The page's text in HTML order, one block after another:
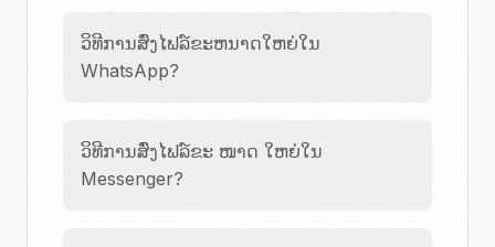
ວິທີການສົ່ງໄຟລ໌ຂະຫນາດໃຫຍ່ໃນ
WhatsApp?
ວິທີການສົ່ງໄຟລ໌ຂະ ໜາດ ໃຫຍ່ໃນ
Messenger?